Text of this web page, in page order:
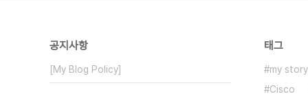
공지사항
[My Blog Policy]
태그
my story
Cisco